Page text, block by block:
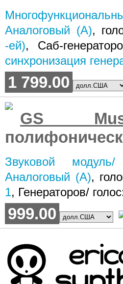
Аналоговый (A),
-ей), Саб-
синхронизация
1 799.00
GS
Звуковой модуль/
Аналоговый (A),
1, Генераторов/
999.00